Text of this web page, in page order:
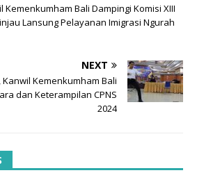
Kemenkumham Bali Dampingi Komisi XIII
Lansung Pelayanan Imigrasi Ngurah
NEXT
Kemenkumham Bali
dan Keterampilan CPNS
2024